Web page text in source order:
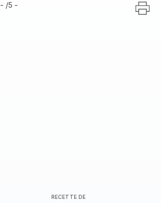
- /5 -
RECETTE DE